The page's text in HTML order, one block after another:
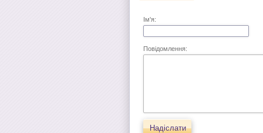
Ім'я:
Повідомлення:
Надіслати